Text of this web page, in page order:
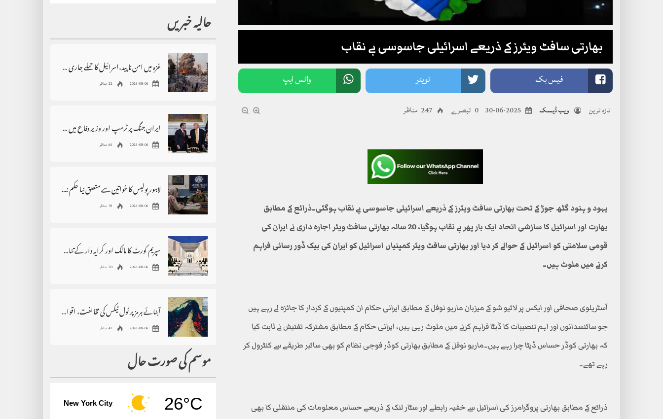
بھارتی سافٹ ویئرز کے ذریعے اسرائیلی جاسوسی بے نقاب
فیس بک ٹویٹر واٹس ایپ
تازہ ترین ویب ڈیسک 2025-06-30 0 تبصرے 247 مناظر
یہود و ہنود گٹھ جوڑ کے تحت بھارتی سافٹ ویئرز کے ذریعے اسرائیلی جاسوسی بے نقاب ہوگئی۔ذرائع کے مطابق
بھارت اور اسرائیل کا سازشی اتحاد ایک بار پھر بے نقاب ہوگیا، 20 سالہ بھارتی سافٹ ویئر اجارہ داری نے ایران کی
قومی سلامتی کو اسرائیل کے حوالے کر دیا اور بھارتی سافٹ ویئر کمپنیاں اسرائیل کو ایران کی بیک ڈور رسائی فراہم
کرنے میں ملوث ہیں۔
آسٹریلوی صحافی اور ایکس پر لائیو شو کے میزبان ماریو نوفل کے مطابق ایرانی حکام ان کمپنیوں کے کردار کا جائزہ لے رہے ہیں
جو سائنسدانوں اور اہم تنصیبات کا ڈیٹا فراہم کرنے میں ملوث رہی ہیں، ایرانی حکام کے مطابق مشترکہ تفتیش نے ثابت کیا
کہ بھارتی کوڈر حساس ڈیٹا چرا رہے ہیں۔ماریو نوفل کے مطابق بھارتی کوڈر فوجی نظام کو بھی سائبر طریقے سے کنٹرول کر
رہے تھے۔
ذرائع کے مطابق بھارتی پروگرامرز کی اسرائیل سے خفیہ رابطے اور سٹار لنک کے ذریعے حساس معلومات کی منتقلی کا بھی
حالیہ خبریں
غزہ میں امن ناپید،اسرائیل کا حملے جاری رکھنے کا اعلان
2026-08-06 22 مناظر
ایران جنگ پر ٹرمپ اور وزیر دفاع میں اختلافات کی خبروں کی تردید
2026-08-06 66 مناظر
لاہور پولیس کا خواتین سے متعلق نیا حکم نامہ، بڑی پابندی عائد
2026-08-06 59 مناظر
سپریم کورٹ کا مالک اور کرایہ دار کے تنازع سے متعلق بڑا فیصلہ
2026-08-06 78 مناظر
آبنائے ہرمز پر ٹول ٹیکس کی مخالفت، اقوام متحدہ سے فوری مداخلت کا مطالبہ
2026-08-06 47 مناظر
موسم کی صورت حال
New York City 26°C